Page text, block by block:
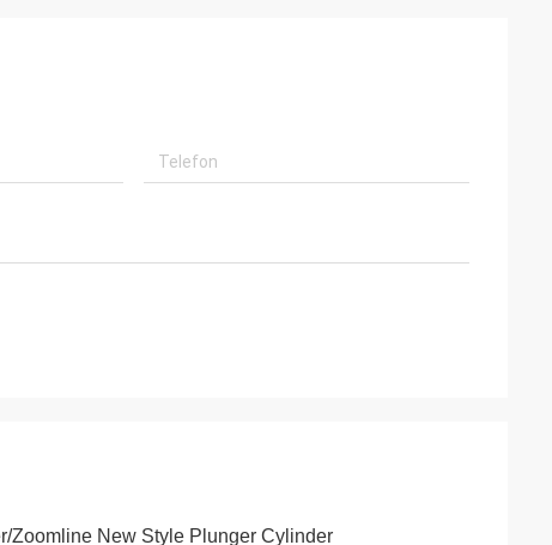
Zoomline New Style Plunger Cylinder